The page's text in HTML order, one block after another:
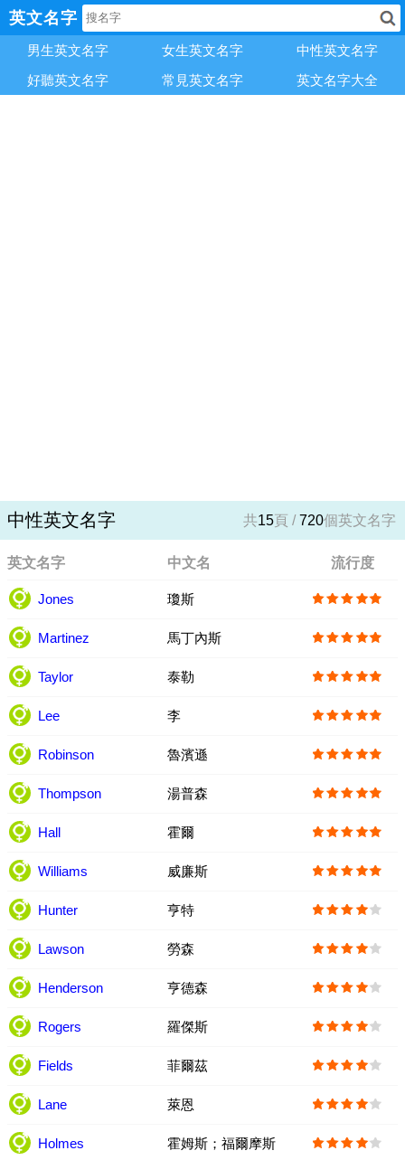
英文名字
男生英文名字 女生英文名字
中性英文名字
好聽英文名字
常見英文名字 英文名字大全
中性英文名字 共15頁 /720個英文名字
英文名字 中文名 流行度
Jones 瓊斯
Martinez 馬丁內斯
Taylor 泰勒
Lee 李
Robinson 魯濱遜
Thompson 湯普森
Hall 霍爾
Williams 威廉斯
Hunter 亨特
Lawson 勞森
Henderson 亨德森
Rogers 羅傑斯
Fields 菲爾茲
Lane 萊恩
Holmes 霍姆斯；福爾摩斯